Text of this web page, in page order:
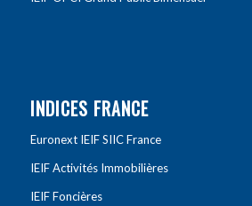
INDICES FRANCE
Euronext IEIF SIIC France
IEIF Activités Immobilières
IEIF Foncières